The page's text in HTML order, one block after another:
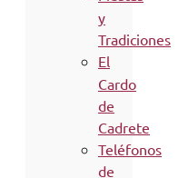
y
Tradiciones
El
Cardo
de
Cadrete
Teléfonos
de